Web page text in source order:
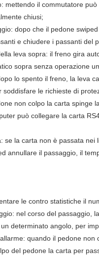
mettendo il commutatore
chiusi;
dopo che il pedone
e chiudere i passanti del
leva sopra: il freno gira
sopra senza operazione
lo spento il freno, la leva
le richieste di
non colpo la carta spinge
può collegare la carta
se la carta non è passata nei
annullare il passaggio, il
le contro statistiche il
nel corso del passaggio,
determinato angolo, per
quando il pedone non
del pedone la carta per